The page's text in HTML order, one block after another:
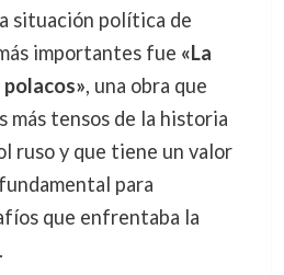
situación política de
importantes fue «La
, una obra que
más tensos de la historia
ruso y que tiene un valor
para
que enfrentaba la